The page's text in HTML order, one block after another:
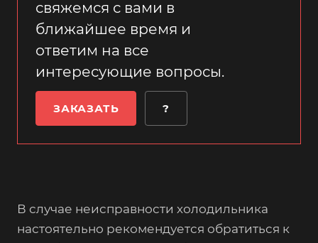
свяжемся с вами в
ближайшее время и
ответим на все
интересующие вопросы.
ЗАКАЗАТЬ ?
В случае неисправности холодильника
настоятельно рекомендуется обратиться к